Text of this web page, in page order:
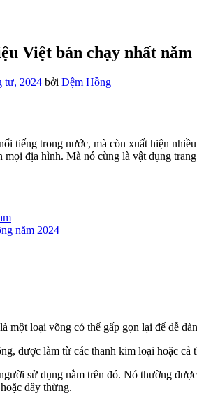
Việt bán chạy nhất năm
tư, 2024 bởi Đệm Hồng
tiếng trong nước, mà còn xuất hiện
mọi địa hình. Mà nó cùng là vật dụng
năm 2024
một loại võng có thể gấp gọn lại để dễ
được làm từ các thanh kim loại hoặc cả
sử dụng nằm trên đó. Nó thường
dây thừng.